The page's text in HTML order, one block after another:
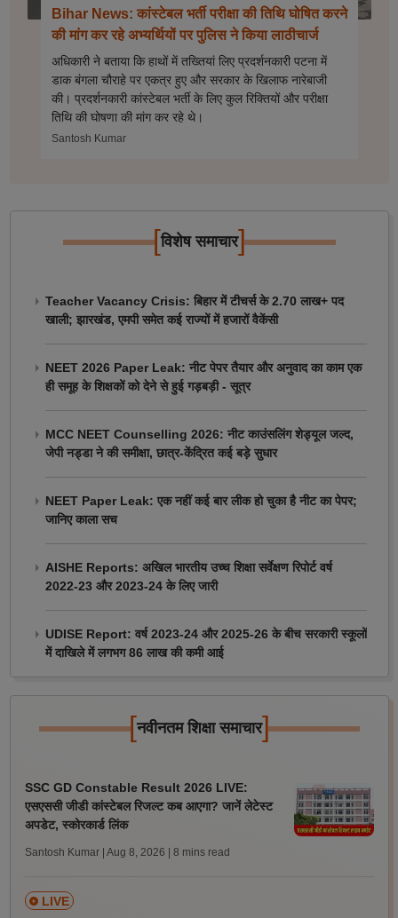
Bihar News: कांस्टेबल भर्ती परीक्षा की तिथि घोषित करने
की मांग कर रहे अभ्यर्थियों पर पुलिस ने किया लाठीचार्ज
अधिकारी ने बताया कि हाथों में तख्तियां लिए प्रदर्शनकारी पटना में
डाक बंगला चौराहे पर एकत्र हुए और सरकार के खिलाफ नारेबाजी
की। प्रदर्शनकारी कांस्टेबल भर्ती के लिए कुल रिक्तियों और परीक्षा
तिथि की घोषणा की मांग कर रहे थे।
Santosh Kumar
[विशेष समाचार]
Teacher Vacancy Crisis: बिहार में टीचर्स के 2.70 लाख+ पद
खाली; झारखंड, एमपी समेत कई राज्यों में हजारों वैकेंसी
NEET 2026 Paper Leak: नीट पेपर तैयार और अनुवाद का काम एक
ही समूह के शिक्षकों को देने से हुई गड़बड़ी - सूत्र
MCC NEET Counselling 2026: नीट काउंसलिंग शेड्यूल जल्द,
जेपी नड्डा ने की समीक्षा, छात्र-केंद्रित कई बड़े सुधार
NEET Paper Leak: एक नहीं कई बार लीक हो चुका है नीट का पेपर;
जानिए काला सच
AISHE Reports: अखिल भारतीय उच्च शिक्षा सर्वेक्षण रिपोर्ट वर्ष
2022-23 और 2023-24 के लिए जारी
UDISE Report: वर्ष 2023-24 और 2025-26 के बीच सरकारी स्कूलों
में दाखिले में लगभग 86 लाख की कमी आई
[नवीनतम शिक्षा समाचार]
SSC GD Constable Result 2026 LIVE:
एसएससी जीडी कांस्टेबल रिजल्ट कब आएगा? जानें लेटेस्ट
अपडेट, स्कोरकार्ड लिंक
Santosh Kumar | Aug 8, 2026 | 8 mins read
LIVE